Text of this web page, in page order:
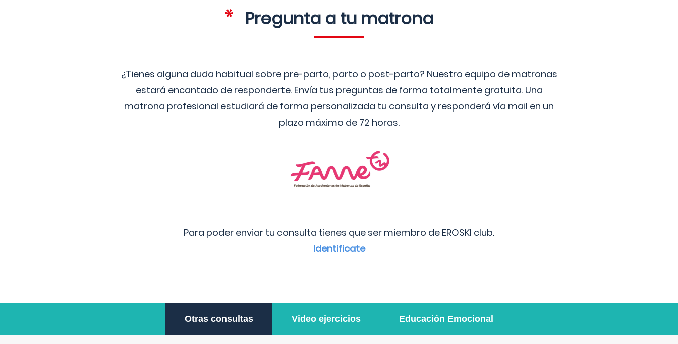
Pregunta a tu matrona
¿Tienes alguna duda habitual sobre pre-parto, parto o post-parto? Nuestro equipo de matronas
estará encantado de responderte. Envía tus preguntas de forma totalmente gratuita. Una
matrona profesional estudiará de forma personalizada tu consulta y responderá vía mail en un
plazo máximo de 72 horas.
Para poder enviar tu consulta tienes que ser miembro de EROSKI club.
Identificate
Otras consultas Video ejercicios Educación Emocional